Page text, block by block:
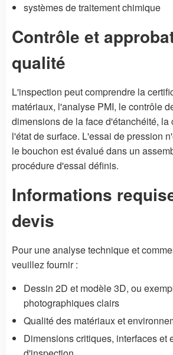
systèmes de traitement chimique
Contrôle et
qualité
L'inspection peut comprendre la
matériaux, l'analyse PMI, le contrôle
dimensions de la face d'étanchéité, la
l'état de surface. L'essai de pression
le bouchon est évalué dans un
procédure d'essai définis.
Informations
devis
Pour une analyse technique et
veuillez fournir :
Dessin 2D et modèle 3D, ou
photographiques clairs
Qualité des matériaux et
Dimensions critiques, interfaces et